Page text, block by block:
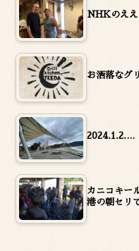
NHKのええ
お洒落なグ
2024.1.2.…
カニコキー
港の朝セリ